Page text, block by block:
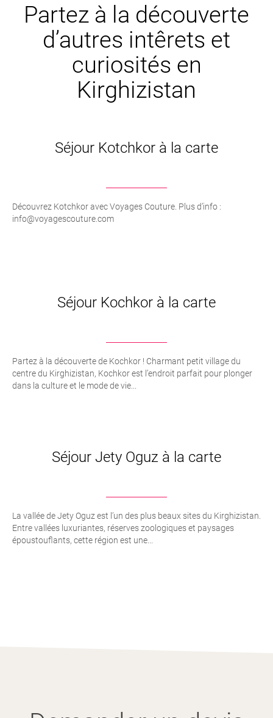
Partez à la découverte
d’autres intêrets et
curiosités en
Kirghizistan
Séjour Kotchkor à la carte
Découvrez Kotchkor avec Voyages Couture. Plus d’info :
info@voyagescouture.com
Séjour Kochkor à la carte
Partez à la découverte de Kochkor ! Charmant petit village du
centre du Kirghizistan, Kochkor est l’endroit parfait pour plonger
dans la culture et le mode de vie...
Séjour Jety Oguz à la carte
La vallée de Jety Oguz est l’un des plus beaux sites du Kirghizistan.
Entre vallées luxuriantes, réserves zoologiques et paysages
époustouflants, cette région est une...